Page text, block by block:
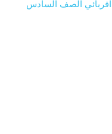
الصف السادس